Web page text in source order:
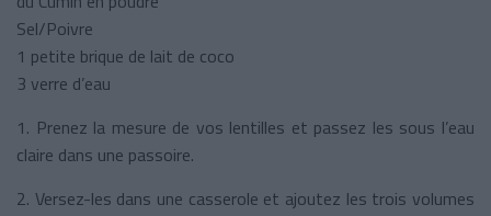
Sel/Poivre
1 petite brique de lait de coco
3 verre d’eau
1. Prenez la mesure de vos lentilles et passez les sous l’eau
claire dans une passoire.
2. Versez-les dans une casserole et ajoutez les trois volumes